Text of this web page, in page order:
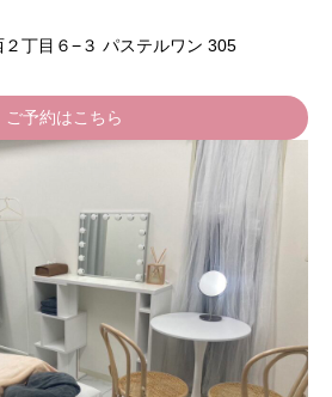
丁目６−３ パステルワン 305
ご予約はこちら